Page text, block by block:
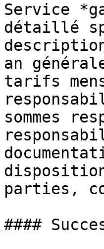
Service
détaillé
an
tarifs
sommes
parties,
####